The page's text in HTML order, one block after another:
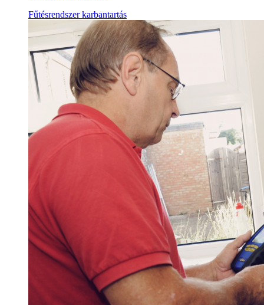
Fűtésrendszer karbantartás